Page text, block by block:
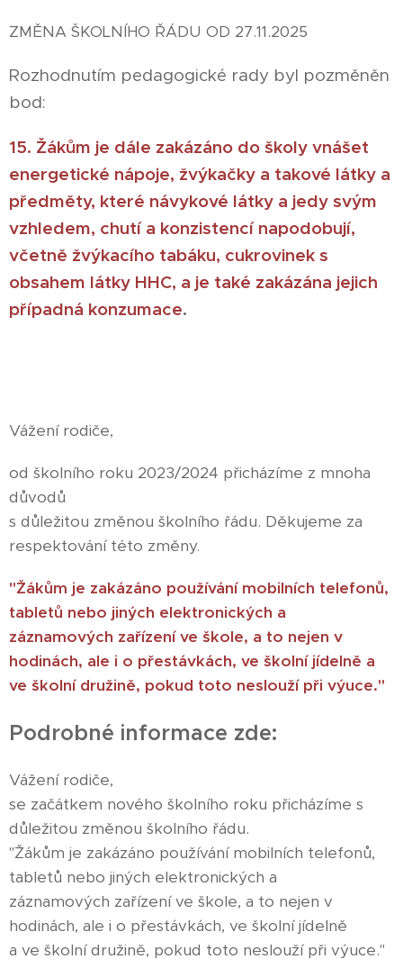
ZMĚNA ŠKOLNÍHO ŘÁDU OD 27.11.2025
Rozhodnutím pedagogické rady byl pozměněn
bod:
15. Žákům je dále zakázáno do školy vnášet
energetické nápoje, žvýkačky a takové látky a
předměty, které návykové látky a jedy svým
vzhledem, chutí a konzistencí napodobují,
včetně žvýkacího tabáku, cukrovinek s
obsahem látky HHC, a je také zakázána jejich
případná konzumace.
Vážení rodiče,
od školního roku 2023/2024 přicházíme z mnoha
důvodů
s důležitou změnou školního řádu. Děkujeme za
respektování této změny.
"Žákům je zakázáno používání mobilních telefonů,
tabletů nebo jiných elektronických a
záznamových zařízeníve škole, a to nejen v
hodinách, ale i o přestávkách, ve školní jídelně a
ve školní družině, pokud toto neslouží při výuce."
Podrobné informace zde:
Vážení rodiče,
se začátkem nového školního roku přicházíme s
důležitou změnou školního řádu.
"Žákům je zakázáno používání mobilních telefonů,
tabletů nebo jiných elektronických a
záznamových zařízení ve škole, a to nejen v
hodinách, ale i o přestávkách, ve školní jídelně
a ve školní družině, pokud toto neslouží při výuce."